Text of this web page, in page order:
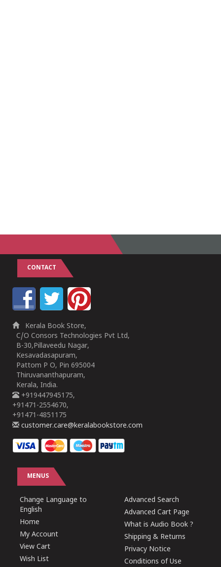
CONTACT
Kerala Book Store,
C/O Consors Technologies Pvt Ltd,
B-30,Pillaveedu Nagar,
Kesavadasapuram,
Pattom P O, Pin 695004
Thiruvananthapuram,
Kerala, India.
+919447945175,
+91471-2554670,
+91471-4851175
customer.care@keralabookstore.com
MENUS
Change Language to
English
Home
My Account
View Cart
Wish List
Advanced Search
Advanced Cart Page
What is Audio Book ?
Shipping & Returns
Privacy Notice
Conditions of Use